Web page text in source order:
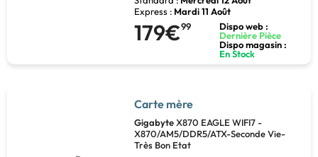
Express : Mardi 11 Août
179€99
Dispo web :
Dernière Pièce
Dispo magasin :
En Stock
Carte mère
GigabyteX870 EAGLE WIFI7 -
X870/AM5/DDR5/ATX-Seconde Vie-
Très Bon Etat